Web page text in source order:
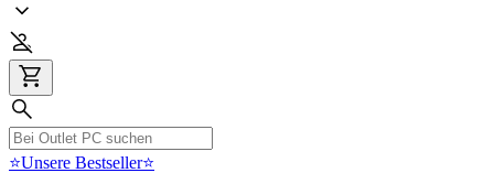
⭐Unsere Bestseller⭐